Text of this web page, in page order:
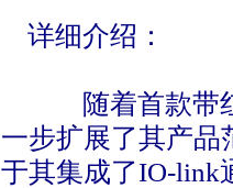
详细介绍：
随着首款带红
一步扩展了其产品
于其集成了IO-link